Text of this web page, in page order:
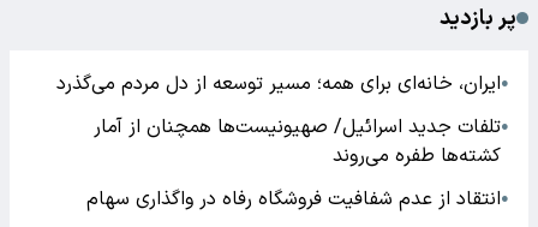
پر بازدید
●ایران، خانه‌ای برای همه؛ مسیر توسعه از دل مردم می‌گذرد
●تلفات جدید اسرائیل/ صهیونیست‌ها همچنان از آمار
کشته‌ها طفره می‌روند
●انتقاد از عدم شفافیت فروشگاه رفاه در واگذاری سهام